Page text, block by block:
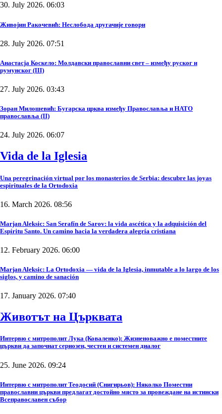
30. July 2026. 06:03
Живојин Ракочевић: Неслобода другачије говори
28. July 2026. 07:51
Анастасја Коскело: Молдавски православни свет – између руског и
румунског (III)
27. July 2026. 03:43
Зоран Милошевић: Бугарска црква између Православља и НАТО
православља (II)
24. July 2026. 06:07
Vida de la Iglesia
Una peregrinación virtual por los monasterios de Serbia: descubre las joyas
espirituales de la Ortodoxia
16. March 2026. 08:56
Marjan Aleksic: San Serafín de Sarov: la vida ascética y la adquisición del
Espíritu Santo. Un camino hacia la verdadera alegría cristiana
12. February 2026. 06:00
Marjan Aleksic: La Ortodoxia — vida de la Iglesia, inmutable a lo largo de los
siglos, y camino de sanación
17. January 2026. 07:40
Животът на Църквата
Интервю с митрополит Лука (Коваленко): Жизненоважно е поместните
църкви да започнат сериозен, честен и системен диалог
25. June 2026. 09:24
Интервю с митрополит Теодосий (Снигирьов): Няколко Поместни
православни църкви предлагат достойно място за провеждане на истински
Всеправославен събор